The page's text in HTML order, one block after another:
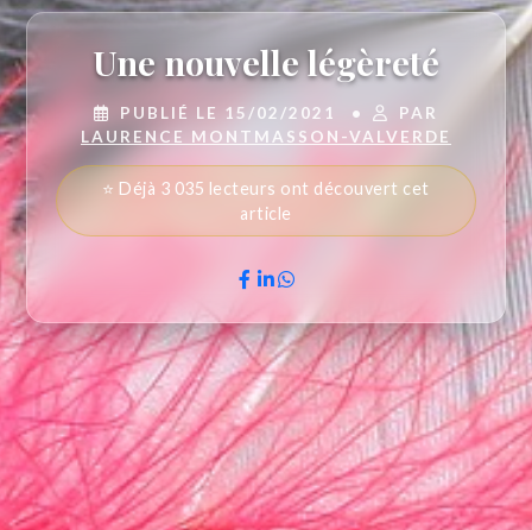
Une nouvelle légèreté
PUBLIÉ LE 15/02/2021 •
PAR
LAURENCE MONTMASSON-VALVERDE
⭐ Déjà 3 035 lecteurs ont découvert cet
article